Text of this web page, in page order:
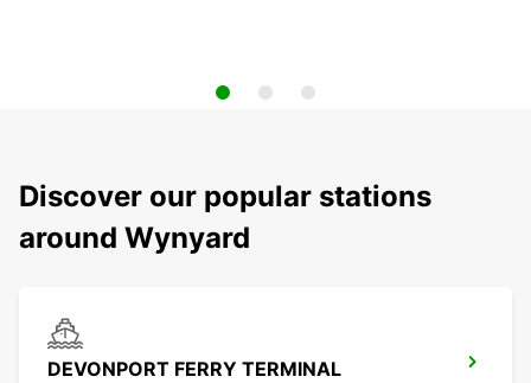
Discover our popular stations
around Wynyard
DEVONPORT FERRY TERMINAL